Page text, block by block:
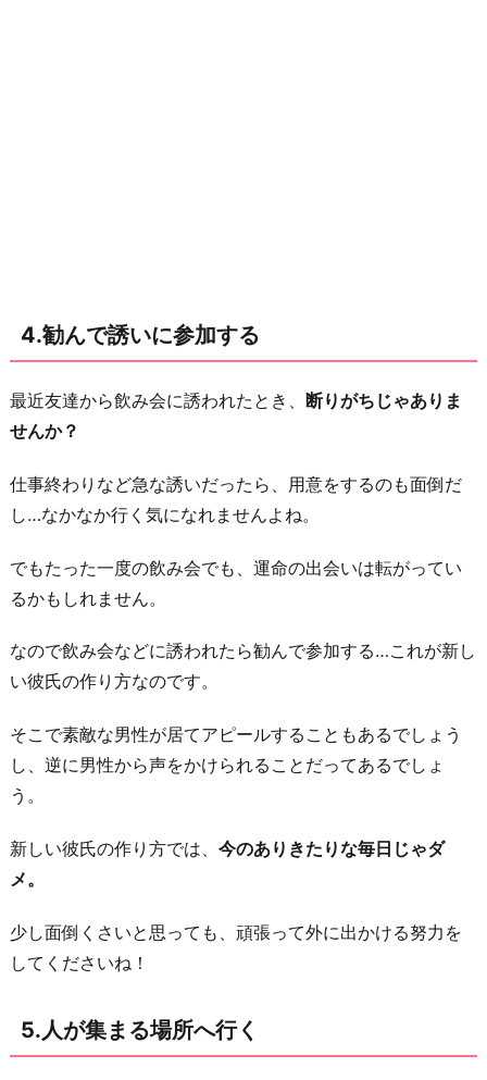
4.勧んで誘いに参加する
最近友達から飲み会に誘われたとき、 断りがちじゃありま
せんか？
仕事終わりなど急な誘いだったら、用意をするのも面倒だ
し…なかなか行く気になれませんよね。
でもたった一度の飲み会でも、運命の出会いは転がってい
るかもしれません。
なので飲み会などに誘われたら勧んで参加する…これが新し
い彼氏の作り方なのです。
そこで素敵な男性が居てアピールすることもあるでしょう
し、逆に男性から声をかけられることだってあるでしょ
う。
新しい彼氏の作り方では、 今のありきたりな毎日じゃダ
メ。
少し面倒くさいと思っても、頑張って外に出かける努力を
してくださいね！
5.人が集まる場所へ行く